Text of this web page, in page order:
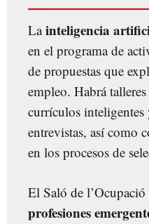
Lainteligencia
en el programa de
de propuestas que
empleo. Habrá
currículos inteligentes
entrevistas, así como
en los procesos de
El Saló de
profesiones